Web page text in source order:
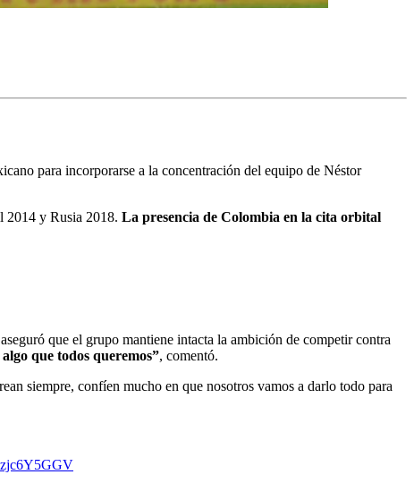
para incorporarse a la concentración del equipo de Néstor
2014 y Rusia 2018. La presencia de Colombia en la cita orbital
que el grupo mantiene intacta la ambición de competir contra
que todos queremos”, comentó.
siempre, confíen mucho en que nosotros vamos a darlo todo para